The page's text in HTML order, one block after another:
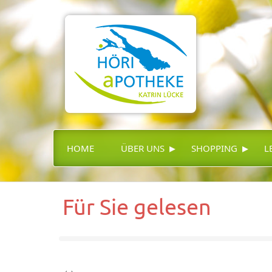
HOME ÜBER UNS ▸ SHOPPING ▸
Für Sie gelesen